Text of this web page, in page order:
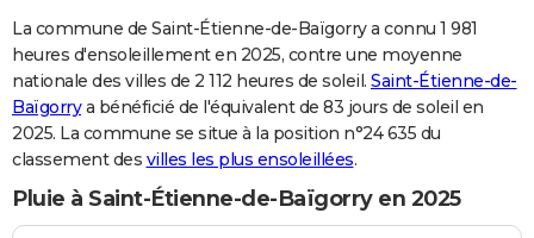
La commune de Saint-Étienne-de-Baïgorry a connu 1 981
heures d'ensoleillement en 2025, contre une moyenne
nationale des villes de 2 112 heures de soleil. Saint-Étienne-de-
Baïgorrya bénéficié de l'équivalent de 83 jours de soleil en
2025. La commune se situe à la position n°24 635 du
classement des villes les plus ensoleillées.
Pluie à Saint-Étienne-de-Baïgorry en 2025